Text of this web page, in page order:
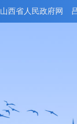
山西省人民政府网